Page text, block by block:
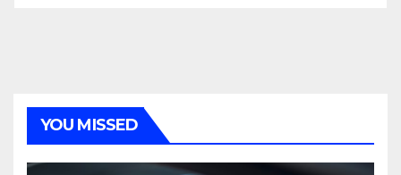
YOU MISSED